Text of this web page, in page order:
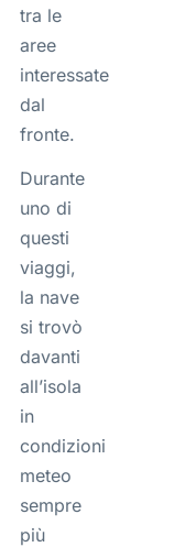
tra le
aree
interessate
dal
fronte.
Durante
uno di
questi
viaggi,
la nave
si trovò
davanti
all’isola
in
condizioni
meteo
sempre
più